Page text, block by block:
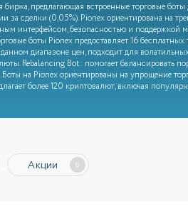
предлагающая встроенные торговые
за сделки (0,05%). Pionex ориентирована на
интерфейсом, безопасностью и
боты Pionex предоставляет 16
диапазоне цен, подходит для
Rebalancing Bot: помогает балансировать
на Pionex ориентированы на упрощение
более 120 криптовалют, включая
Акции 0